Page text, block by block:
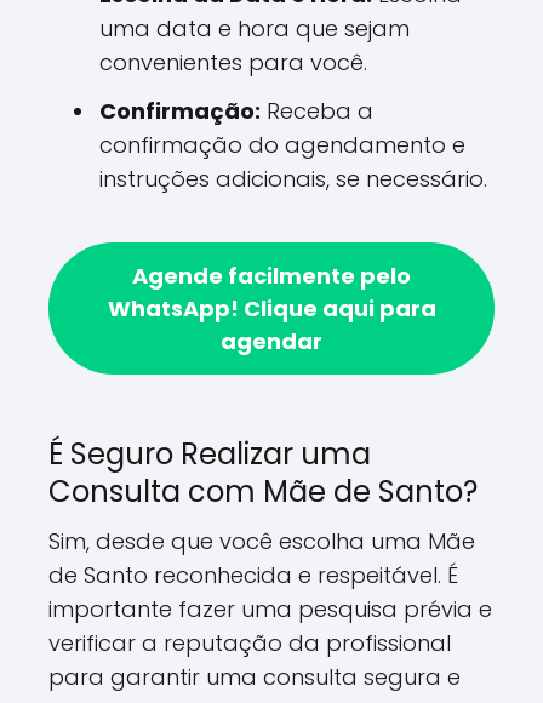
uma data e hora que sejam
convenientes para você.
Confirmação: Receba a
confirmação do agendamento e
instruções adicionais, se necessário.
Agende facilmente pelo
WhatsApp! Clique aqui para
agendar
É Seguro Realizar uma
Consulta com Mãe de Santo?
Sim, desde que você escolha uma Mãe
de Santo reconhecida e respeitável. É
importante fazer uma pesquisa prévia e
verificar a reputação da profissional
para garantir uma consulta segura e